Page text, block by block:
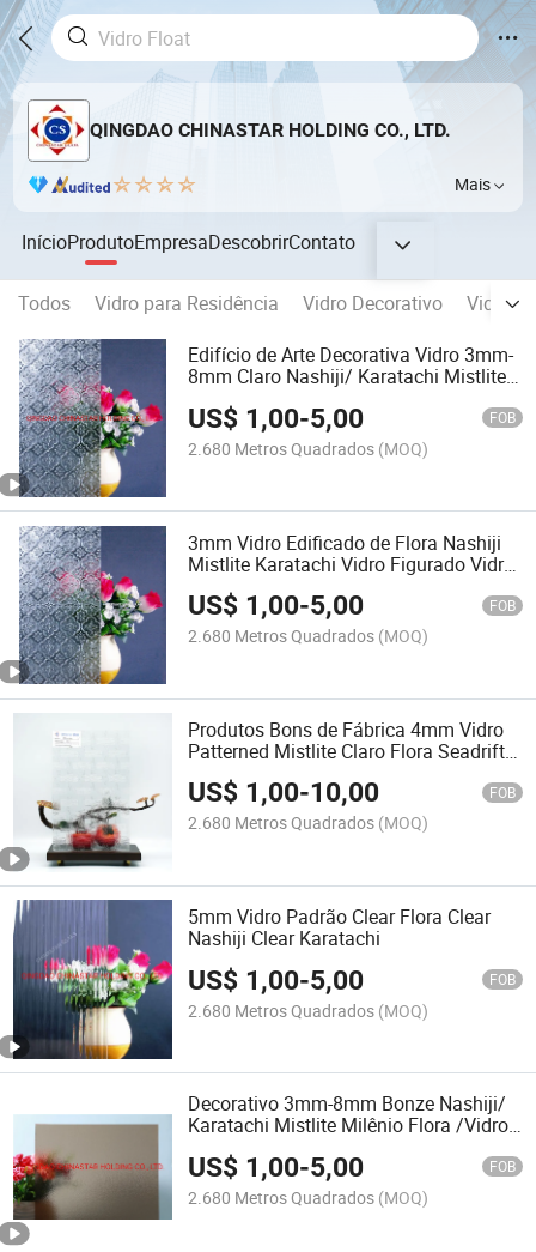
QINGDAO CHINASTAR HOLDING CO., LTD.
Mais
InícioProdutoEmpresaDescobrirContato
Todos Vidro para Residência Vidro Decorativo
Vidro
Edifício de Arte Decorativa Vidro 3mm-
8mm Claro Nashiji/ Karatachi Mistlite
Figurado com Padrão
US$ 1,00-5,00 FOB
2.680 Metros Quadrados (MOQ)
3mm Vidro Edificado de Flora Nashiji
Mistlite Karatachi Vidro Figurado Vidro
Padrão
US$ 1,00-5,00 FOB
2.680 Metros Quadrados (MOQ)
Produtos Bons de Fábrica 4mm Vidro
Patterned Mistlite Claro Flora Seadrift/
Karatachi Nashiji
US$ 1,00-10,00 FOB
2.680 Metros Quadrados (MOQ)
5mm Vidro Padrão Clear Flora Clear
Nashiji Clear Karatachi
US$ 1,00-5,00 FOB
2.680 Metros Quadrados (MOQ)
Decorativo 3mm-8mm Bonze Nashiji/
Karatachi Mistlite Milênio Flora /Vidro
Figurado em Bronze
US$ 1,00-5,00 FOB
2.680 Metros Quadrados (MOQ)